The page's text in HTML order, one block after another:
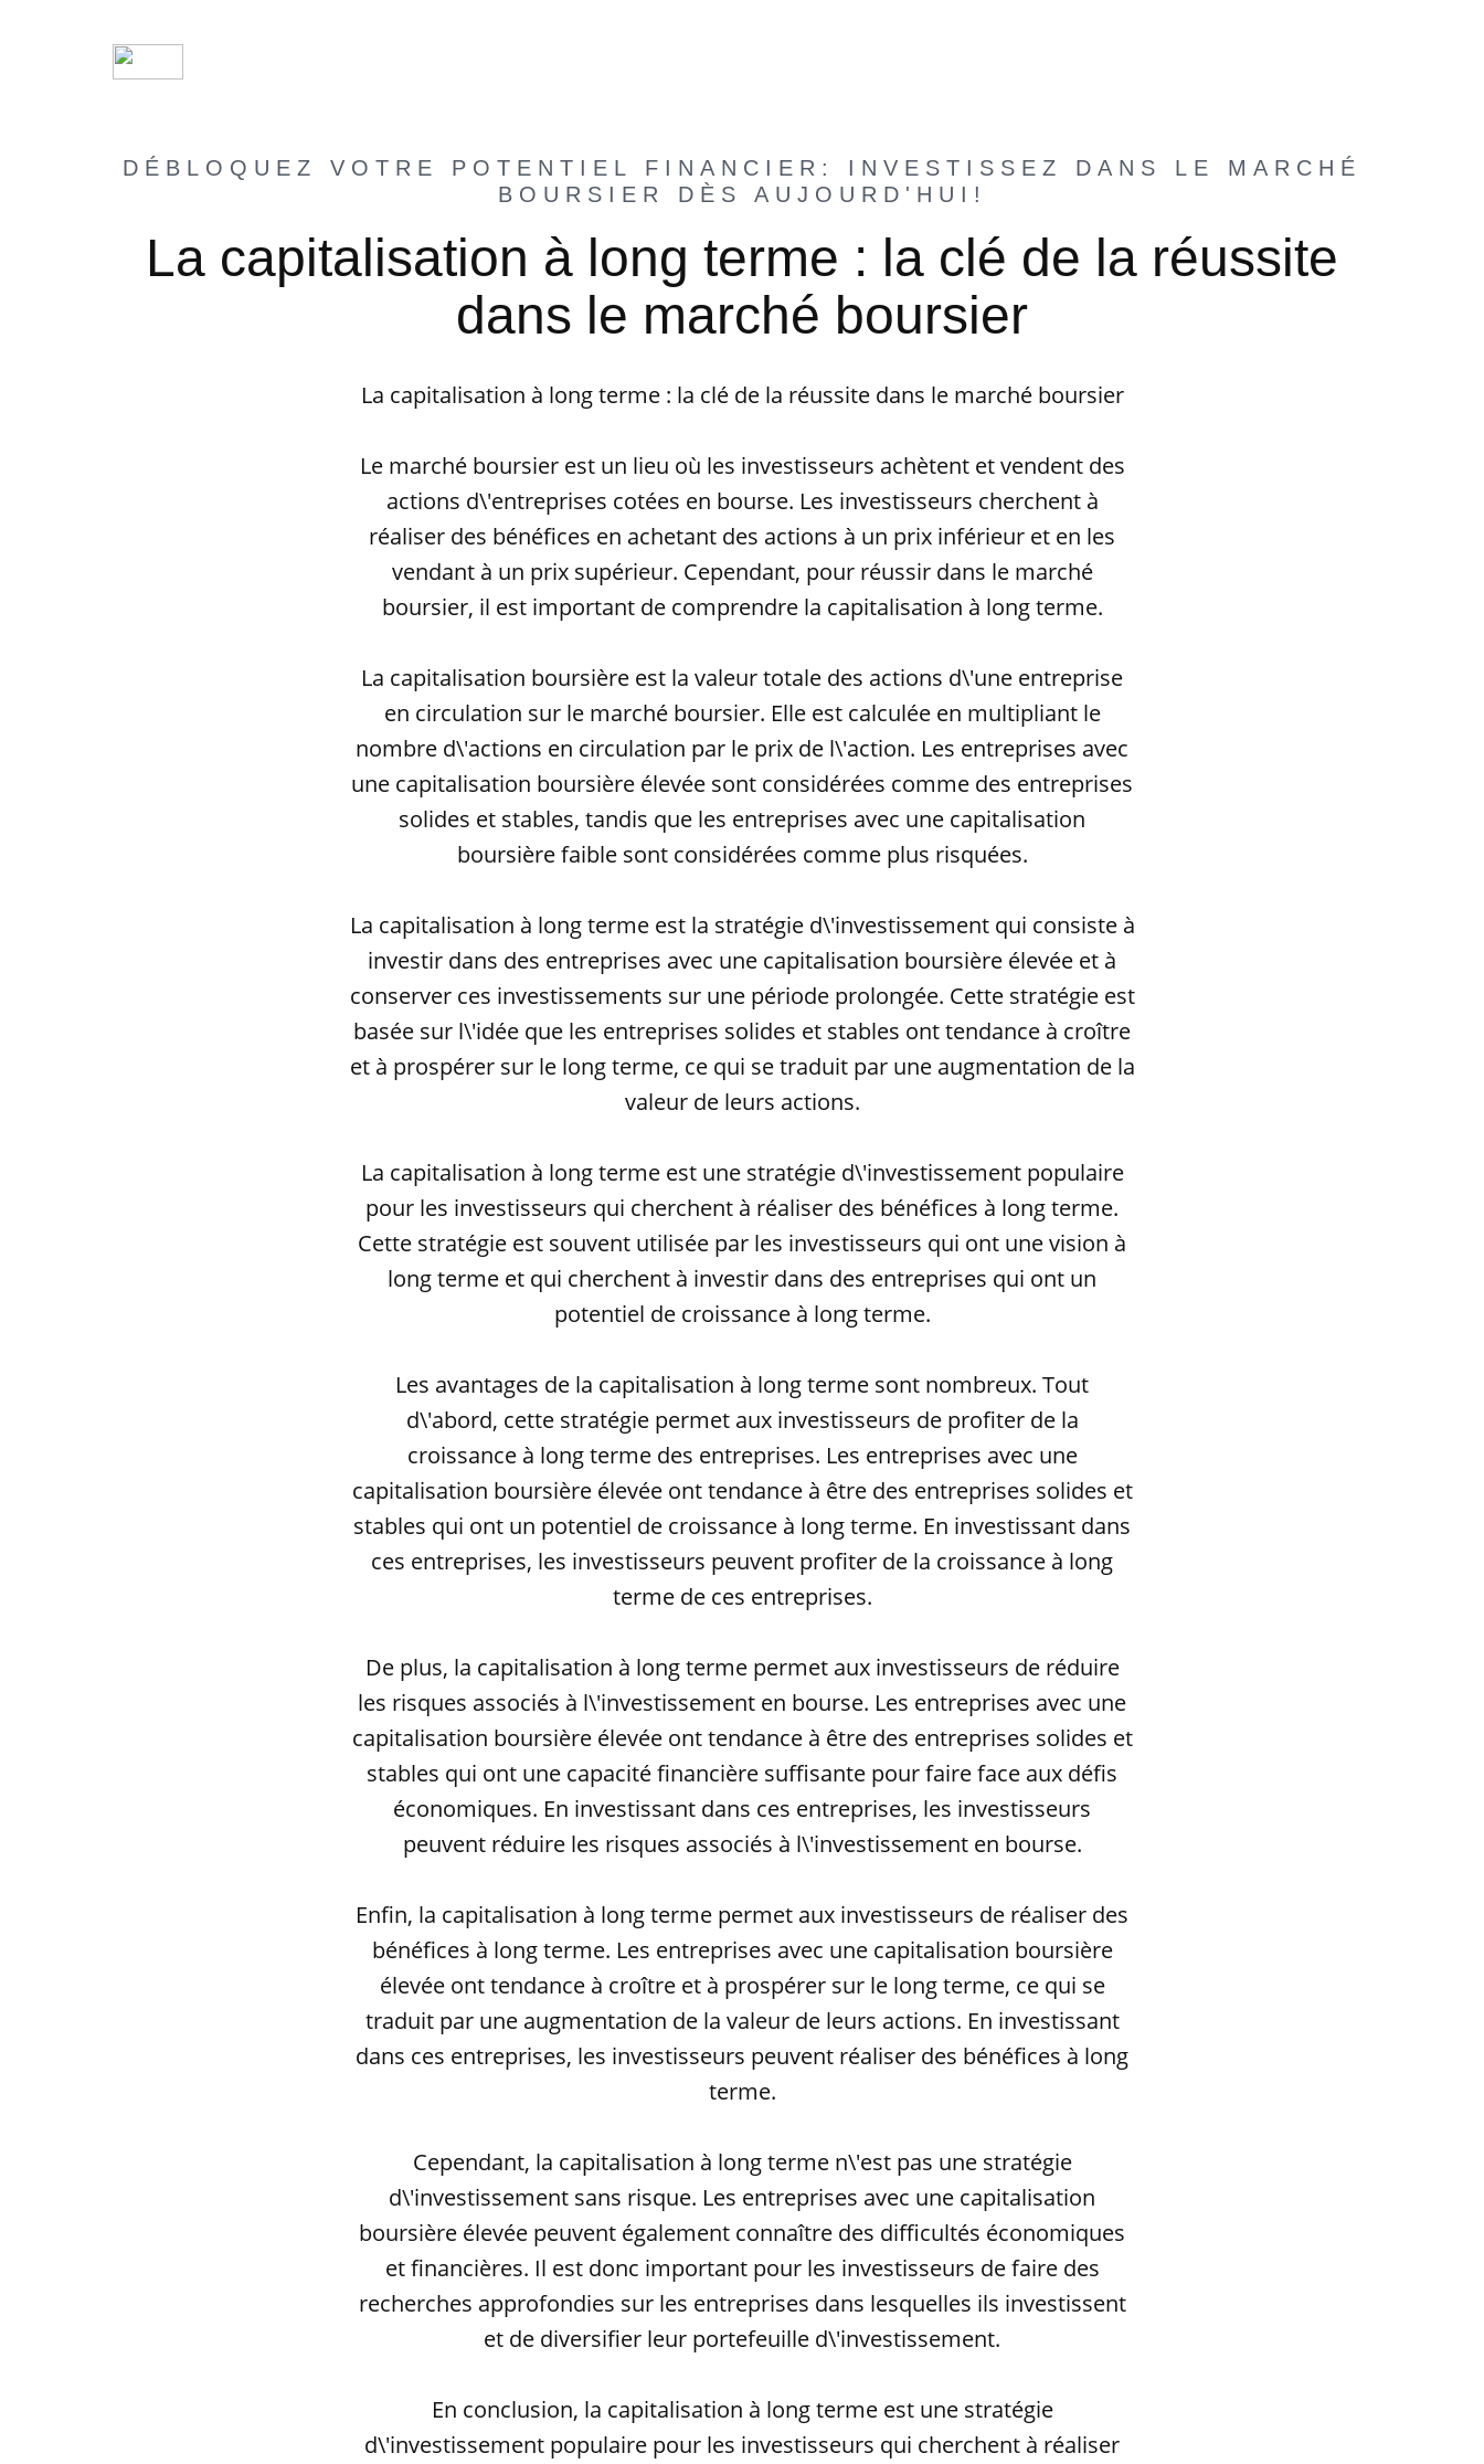
DÉBLOQUEZ VOTRE POTENTIEL FINANCIER: INVESTISSEZ DANS LE MARCHÉ
BOURSIER DÈS AUJOURD'HUI!
La capitalisation à long terme : la clé de la réussite
dans le marché boursier
La capitalisation à long terme : la clé de la réussite dans le marché boursier
Le marché boursier est un lieu où les investisseurs achètent et vendent des
actions d\'entreprises cotées en bourse. Les investisseurs cherchent à
réaliser des bénéfices en achetant des actions à un prix inférieur et en les
vendant à un prix supérieur. Cependant, pour réussir dans le marché
boursier, il est important de comprendre la capitalisation à long terme.
La capitalisation boursière est la valeur totale des actions d\'une entreprise
en circulation sur le marché boursier. Elle est calculée en multipliant le
nombre d\'actions en circulation par le prix de l\'action. Les entreprises avec
une capitalisation boursière élevée sont considérées comme des entreprises
solides et stables, tandis que les entreprises avec une capitalisation
boursière faible sont considérées comme plus risquées.
La capitalisation à long terme est la stratégie d\'investissement qui consiste à
investir dans des entreprises avec une capitalisation boursière élevée et à
conserver ces investissements sur une période prolongée. Cette stratégie est
basée sur l\'idée que les entreprises solides et stables ont tendance à croître
et à prospérer sur le long terme, ce qui se traduit par une augmentation de la
valeur de leurs actions.
La capitalisation à long terme est une stratégie d\'investissement populaire
pour les investisseurs qui cherchent à réaliser des bénéfices à long terme.
Cette stratégie est souvent utilisée par les investisseurs qui ont une vision à
long terme et qui cherchent à investir dans des entreprises qui ont un
potentiel de croissance à long terme.
Les avantages de la capitalisation à long terme sont nombreux. Tout
d\'abord, cette stratégie permet aux investisseurs de profiter de la
croissance à long terme des entreprises. Les entreprises avec une
capitalisation boursière élevée ont tendance à être des entreprises solides et
stables qui ont un potentiel de croissance à long terme. En investissant dans
ces entreprises, les investisseurs peuvent profiter de la croissance à long
terme de ces entreprises.
De plus, la capitalisation à long terme permet aux investisseurs de réduire
les risques associés à l\'investissement en bourse. Les entreprises avec une
capitalisation boursière élevée ont tendance à être des entreprises solides et
stables qui ont une capacité financière suffisante pour faire face aux défis
économiques. En investissant dans ces entreprises, les investisseurs
peuvent réduire les risques associés à l\'investissement en bourse.
Enfin, la capitalisation à long terme permet aux investisseurs de réaliser des
bénéfices à long terme. Les entreprises avec une capitalisation boursière
élevée ont tendance à croître et à prospérer sur le long terme, ce qui se
traduit par une augmentation de la valeur de leurs actions. En investissant
dans ces entreprises, les investisseurs peuvent réaliser des bénéfices à long
terme.
Cependant, la capitalisation à long terme n\'est pas une stratégie
d\'investissement sans risque. Les entreprises avec une capitalisation
boursière élevée peuvent également connaître des difficultés économiques
et financières. Il est donc important pour les investisseurs de faire des
recherches approfondies sur les entreprises dans lesquelles ils investissent
et de diversifier leur portefeuille d\'investissement.
En conclusion, la capitalisation à long terme est une stratégie
d\'investissement populaire pour les investisseurs qui cherchent à réaliser